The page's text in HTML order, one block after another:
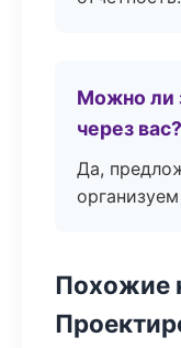
Можно ли
через вас?
Да,
Похожие